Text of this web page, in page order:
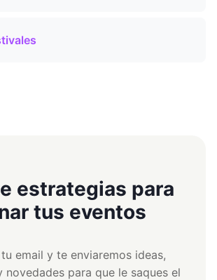
estrategias para
tus eventos
email y te enviaremos ideas,
novedades para que le saques el